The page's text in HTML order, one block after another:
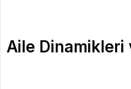
Aile Dinamikleri